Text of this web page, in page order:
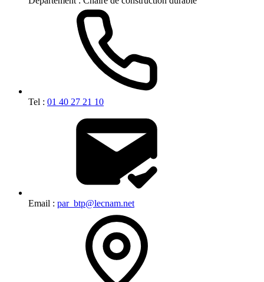
Tel : 01 40 27 21 10
Email : par_btp@lecnam.net